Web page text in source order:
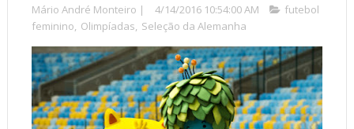
Mário André Monteiro | 4/14/2016 10:54:00 AM
futebol
feminino, Olimpíadas, Seleção da Alemanha